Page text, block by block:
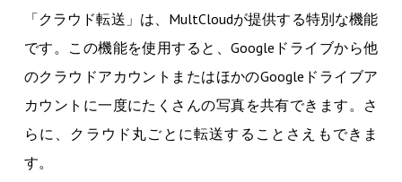
「クラウド転送」は、MultCloudが提供する特別な機能
です。この機能を使用すると、Googleドライブから他
のクラウドアカウントまたはほかのGoogleドライブア
カウントに一度にたくさんの写真を共有できます。さ
らに、クラウド丸ごとに転送することさえもできま
す。